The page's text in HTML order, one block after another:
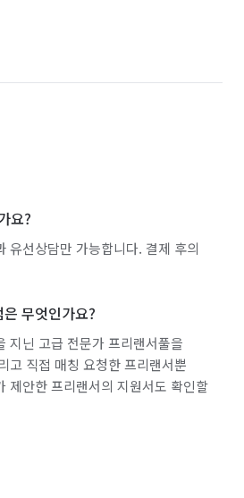
요?
유선상담만 가능합니다. 결제 후의
무엇인가요?
지닌 고급 전문가 프리랜서풀을
고 직접 매칭 요청한 프리랜서뿐
제안한 프리랜서의 지원서도 확인할